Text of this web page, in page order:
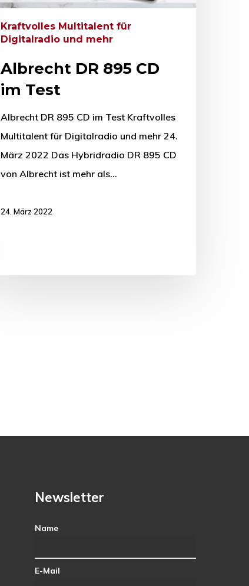
Kraftvolles Multitalent für
Digitalradio und mehr
Albrecht DR 895 CD
im Test
Albrecht DR 895 CD im Test Kraftvolles
Multitalent für Digitalradio und mehr 24.
März 2022 Das Hybridradio DR 895 CD
von Albrecht ist mehr als…
24. März 2022
Newsletter
Name
E-Mail